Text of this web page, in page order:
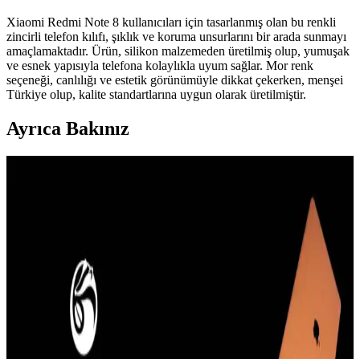
Xiaomi Redmi Note 8 kullanıcıları için tasarlanmış olan bu renkli
zincirli telefon kılıfı, şıklık ve koruma unsurlarını bir arada sunmayı
amaçlamaktadır. Ürün, silikon malzemeden üretilmiş olup, yumuşak
ve esnek yapısıyla telefona kolaylıkla uyum sağlar. Mor renk
seçeneği, canlılığı ve estetik görünümüyle dikkat çekerken, menşei
Türkiye olup, kalite standartlarına uygun olarak üretilmiştir.
Ayrıca Bakınız
İphone 8 Plus kullanıcıları için dayanıklı ve estetik kılıf seçenekleri,
yüksek koruma ve şıklık sunar. Malzeme ve tasarım detaylarına
dikkat ederek uzun ömürlü seçimler yapabilirsiniz.
iPhone 13 Kılıfı Kullanıcı Yorumları ve Çeşitleri
Hakkında Bilgi
iPhone 13 kılıfı kullanıcı yorumları ve farklı kılıf türleri hakkında
bilgiler, koruma, tasarım ve kullanım kolaylığı gibi önemli noktaları